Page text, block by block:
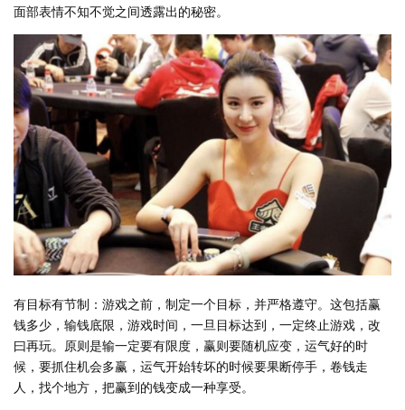
面部表情不知不觉之间透露出的秘密。
有目标有节制：游戏之前，制定一个目标，并严格遵守。这包括赢
钱多少，输钱底限，游戏时间，一旦目标达到，一定终止游戏，改
曰再玩。原则是输一定要有限度，赢则要随机应变，运气好的时
候，要抓住机会多赢，运气开始转坏的时候要果断停手，卷钱走
人，找个地方，把赢到的钱变成一种享受。